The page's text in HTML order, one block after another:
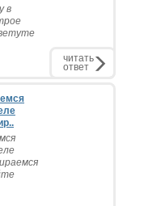
в
читать
ответ